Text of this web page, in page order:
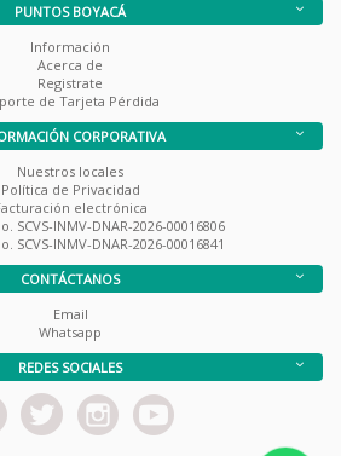
PUNTOS BOYACÁ
Información
Acerca de
Registrate
de Tarjeta Pérdida
CORPORATIVA
Nuestros locales
Política de Privacidad
electrónica
SCVS-INMV-DNAR-2026-00016806
SCVS-INMV-DNAR-2026-00016841
CONTÁCTANOS
Email
Whatsapp
REDES SOCIALES